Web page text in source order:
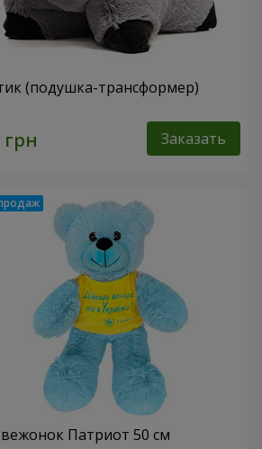
(подушка-трансформер)
Заказать
Патриот 50 см